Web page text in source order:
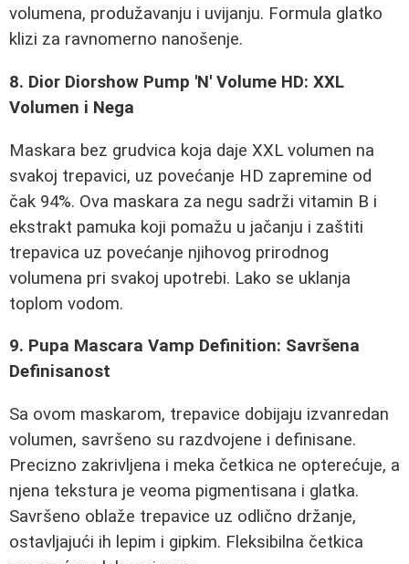
volumena, produžavanju i uvijanju. Formula glatko
klizi za ravnomerno nanošenje.
8. Dior Diorshow Pump 'N' Volume HD: XXL
Volumen i Nega
Maskara bez grudvica koja daje XXL volumen na
svakoj trepavici, uz povećanje HD zapremine od
čak 94%. Ova maskara za negu sadrži vitamin B i
ekstrakt pamuka koji pomažu u jačanju i zaštiti
trepavica uz povećanje njihovog prirodnog
volumena pri svakoj upotrebi. Lako se uklanja
toplom vodom.
9. Pupa Mascara Vamp Definition: Savršena
Definisanost
Sa ovom maskarom, trepavice dobijaju izvanredan
volumen, savršeno su razdvojene i definisane.
Precizno zakrivljena i meka četkica ne opterećuje, a
njena tekstura je veoma pigmentisana i glatka.
Savršeno oblaže trepavice uz odlično držanje,
ostavljajući ih lepim i gipkim. Fleksibilna četkica